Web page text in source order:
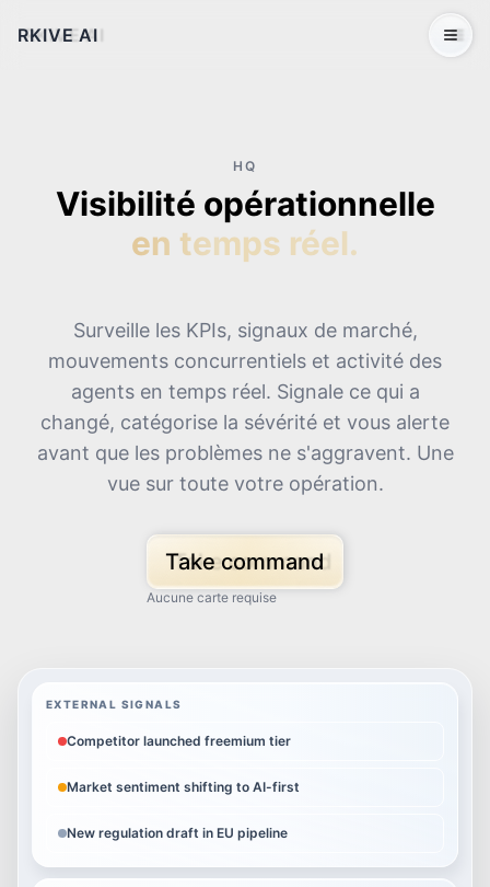
RKIVE AI
HQ
Visibilité opérationnelle
en temps réel.
Surveille les KPIs, signaux de marché,
mouvements concurrentiels et activité des
agents en temps réel. Signale ce qui a
changé, catégorise la sévérité et vous alerte
avant que les problèmes ne s'aggravent. Une
vue sur toute votre opération.
Take command
Aucune carte requise
EXTERNAL SIGNALS
Competitor launched freemium tier
Market sentiment shifting to AI-first
New regulation draft in EU pipeline